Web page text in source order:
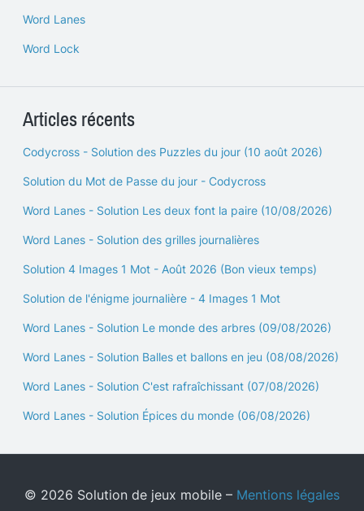
Word Lanes
Word Lock
Articles récents
Codycross - Solution des Puzzles du jour (10 août 2026)
Solution du Mot de Passe du jour - Codycross
Word Lanes - Solution Les deux font la paire (10/08/2026)
Word Lanes - Solution des grilles journalières
Solution 4 Images 1 Mot - Août 2026 (Bon vieux temps)
Solution de l'énigme journalière - 4 Images 1 Mot
Word Lanes - Solution Le monde des arbres (09/08/2026)
Word Lanes - Solution Balles et ballons en jeu (08/08/2026)
Word Lanes - Solution C'est rafraîchissant (07/08/2026)
Word Lanes - Solution Épices du monde (06/08/2026)
© 2026 Solution de jeux mobile – Mentions légales